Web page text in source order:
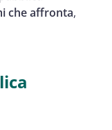
che affronta,